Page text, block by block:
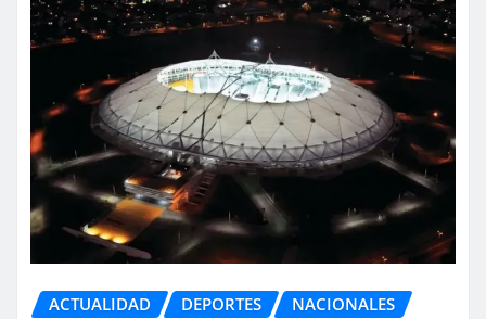
ACTUALIDAD DEPORTES NACIONALES